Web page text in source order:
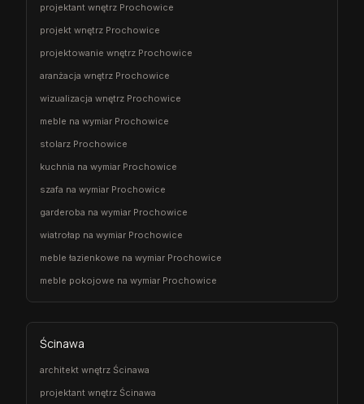
projektant wnętrz Prochowice
projekt wnętrz Prochowice
projektowanie wnętrz Prochowice
aranżacja wnętrz Prochowice
wizualizacja wnętrz Prochowice
meble na wymiar Prochowice
stolarz Prochowice
kuchnia na wymiar Prochowice
szafa na wymiar Prochowice
garderoba na wymiar Prochowice
wiatrołap na wymiar Prochowice
meble łazienkowe na wymiar Prochowice
meble pokojowe na wymiar Prochowice
Ścinawa
architekt wnętrz Ścinawa
projektant wnętrz Ścinawa